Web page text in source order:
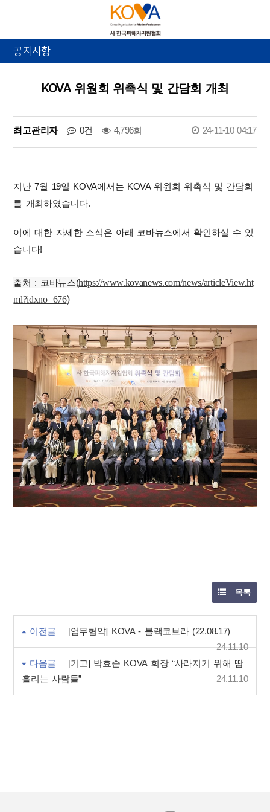
공지사항
KOVA 위원회 위촉식 및 간담회 개최
최고관리자 0건 4,796회 24-11-10 04:17
지난 7월 19일 KOVA에서는 KOVA 위원회 위촉식 및 간담회
를 개최하였습니다.
이에 대한 자세한 소식은 아래 코바뉴스에서 확인하실 수 있
습니다!
출처 : 코바뉴스(https://www.kovanews.com/news/articleView.ht
ml?idxno=676)
목록
이전글
[업무협약] KOVA - 블랙코브라 (22.08.17)
24.11.10
다음글
[기고] 박효순 KOVA 회장 “사라지기 위해 땀
흘리는 사람들”
24.11.10